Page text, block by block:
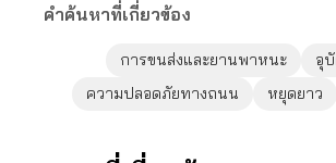
คำค้นหาที่เกี่ยวข้อง
การขนส่งและยานพาหนะ
อุ
ความปลอดภัยทางถนน
หยุดยาว